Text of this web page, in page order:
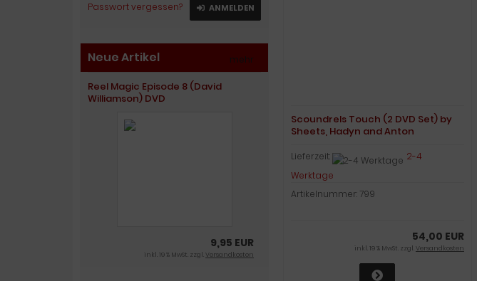
Scoundrels Touch (2 DVD Set) by
Sheets, Hadyn and Anton
Lieferzeit:
2-4
Werktage
Artikelnummer: 799
54,00 EUR
inkl. 19 % MwSt. zzgl.Versandkosten
Passwort vergessen? ANMELDEN
Neue Artikel mehr
Reel Magic Episode 8 (David
Williamson) DVD
9,95 EUR
inkl. 19 % MwSt. zzgl.Versandkosten